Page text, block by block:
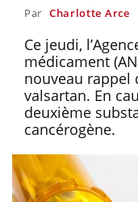
Par Charlotte Arce
Ce jeudi,
médicament
nouveau rappel
valsartan. En
deuxième
cancérogène.